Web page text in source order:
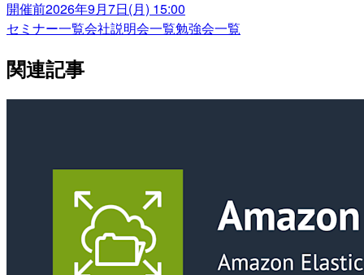
開催前2026年9月7日(月) 15:00
セミナー一覧会社説明会一覧勉強会一覧
関連記事